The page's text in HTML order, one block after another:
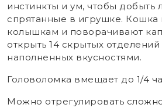
инстинкты и ум, чтобы добыть
спрятанные в игрушке. Кошка
колышкам и поворачивают
открыть 14 скрытых
наполненных вкусностями.
Головоломка вмещает до 1/4
Можно отрегулировать